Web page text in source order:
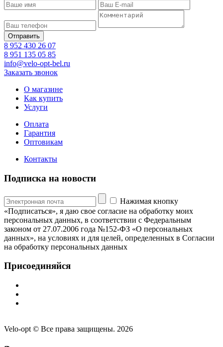
8 952 430 26 07
8 951 135 05 85
info@velo-opt-bel.ru
Заказать звонок
О магазине
Как купить
Услуги
Оплата
Гарантия
Оптовикам
Контакты
Подписка на новости
Нажимая кнопку
«Подписаться», я даю свое согласие на обработку моих
персональных данных, в соответствии с Федеральным
законом от 27.07.2006 года №152-ФЗ «О персональных
данных», на условиях и для целей, определенных в Согласии
на обработку персональных данных
Присоединяйся
Velo-opt © Все права защищены. 2026